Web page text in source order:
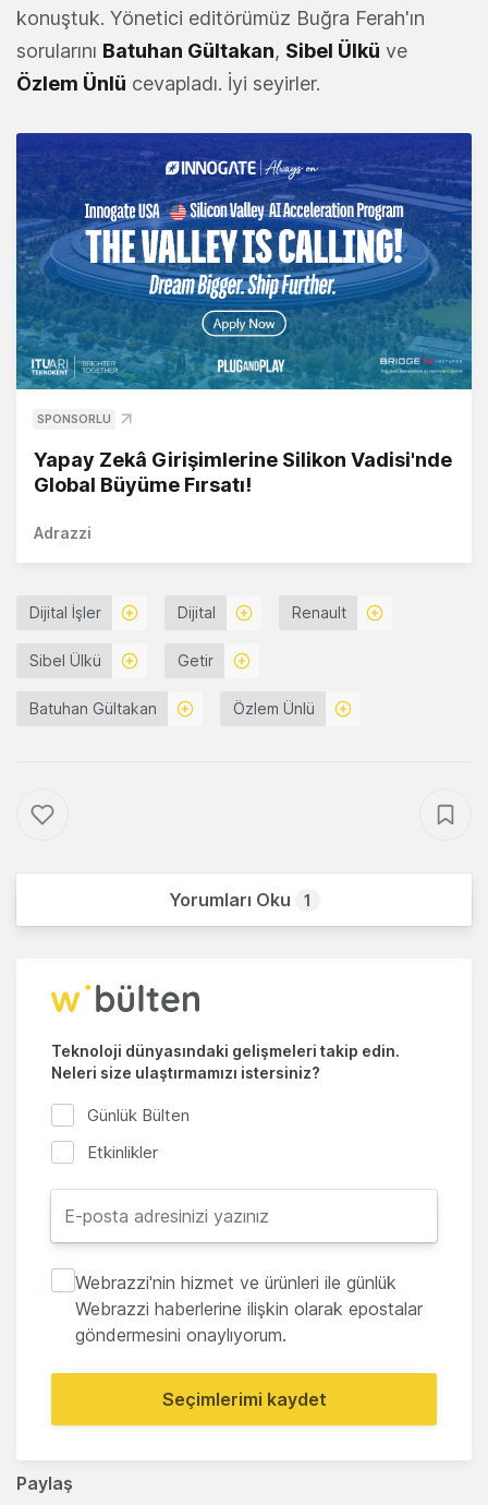
Paylaş
konuştuk. Yönetici editörümüz Buğra Ferah'ın
sorularını Batuhan Gültakan, Sibel Ülkü ve
Özlem Ünlü cevapladı. İyi seyirler.
SPONSORLU
Yapay Zekâ Girişimlerine Silikon Vadisi'nde
Global Büyüme Fırsatı!
Adrazzi
Dijital İşler Dijital Renault
Sibel Ülkü Getir
Batuhan Gültakan Özlem Ünlü
Yorumları Oku 1
Teknoloji dünyasındaki gelişmeleri takip edin.
Neleri size ulaştırmamızı istersiniz?
Günlük Bülten
Etkinlikler
Webrazzi'nin hizmet ve ürünleri ile günlük
Webrazzi haberlerine ilişkin olarak epostalar
göndermesini onaylıyorum.
Seçimlerimi kaydet